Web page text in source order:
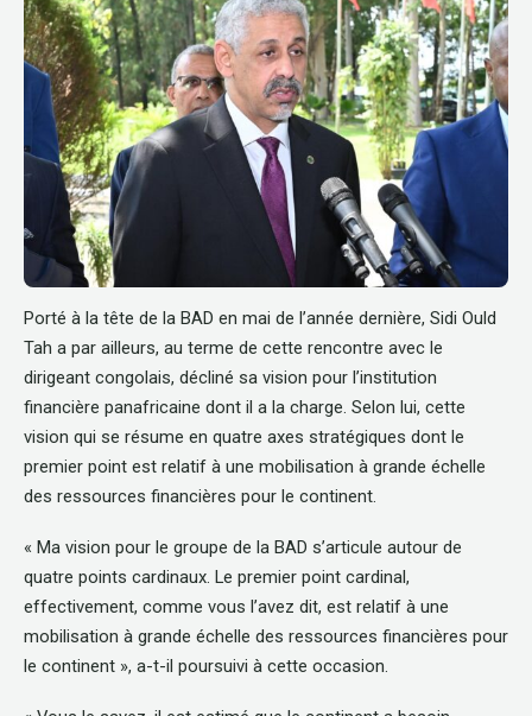
Porté à la tête de la BAD en mai de l’année dernière, Sidi Ould
Tah a par ailleurs, au terme de cette rencontre avec le
dirigeant congolais, décliné sa vision pour l’institution
financière panafricaine dont il a la charge. Selon lui, cette
vision qui se résume en quatre axes stratégiques dont le
premier point est relatif à une mobilisation à grande échelle
des ressources financières pour le continent.
« Ma vision pour le groupe de la BAD s’articule autour de
quatre points cardinaux. Le premier point cardinal,
effectivement, comme vous l’avez dit, est relatif à une
mobilisation à grande échelle des ressources financières pour
le continent », a-t-il poursuivi à cette occasion.